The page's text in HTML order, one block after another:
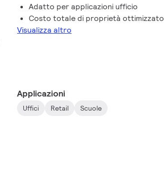
Adatto per applicazioni ufficio
Costo totale di proprietà ottimizzato
Visualizza altro
Applicazioni
Uffici Retail Scuole